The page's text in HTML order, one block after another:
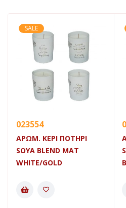
SALE
023554
ΑΡΩΜ. ΚΕΡΙ ΠΟΤΗΡΙ
SOYA BLEND ΜΑΤ
WHITE/GOLD